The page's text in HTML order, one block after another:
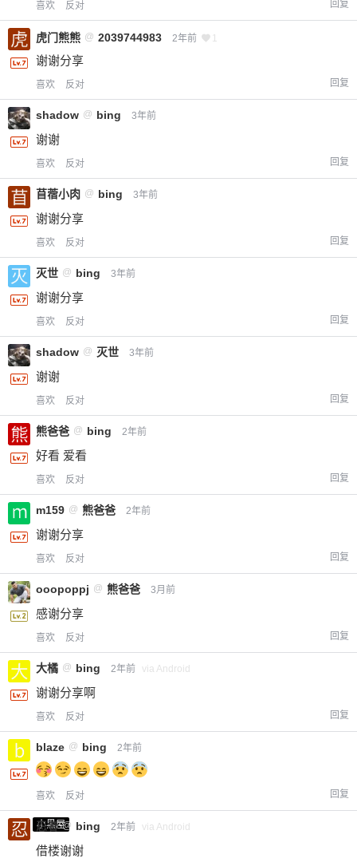
20
¥
喜欢 反对 回复
虎门熊熊 @ 2039744983 2年前 1
谢谢分享
喜欢 反对 回复
shadow @ bing 3年前
谢谢
喜欢 反对 回复
苜蓿小肉 @ bing 3年前
谢谢分享
喜欢 反对 回复
灭世 @ bing 3年前
谢谢分享
喜欢 反对 回复
shadow @ 灭世 3年前
谢谢
喜欢 反对 回复
熊爸爸 @ bing 2年前
好看 爱看
喜欢 反对 回复
m159 @ 熊爸爸 2年前
谢谢分享
喜欢 反对 回复
ooopoppj @ 熊爸爸 3月前
感谢分享
喜欢 反对 回复
大橘 @ bing 2年前 via Android
谢谢分享啊
喜欢 反对 回复
blaze @ bing 2年前
喜欢 反对 回复
小黑屋
忍者 @ bing 2年前 via Android
借楼谢谢
您没有权限发布内容，请购买会员或者提升权
限。
6位以上